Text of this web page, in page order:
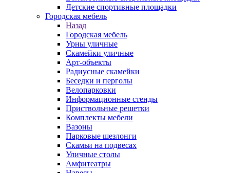
Детские спортивные площадки
Городская мебель
Назад
Городская мебель
Урны уличные
Скамейки уличные
Арт-объекты
Радиусные скамейки
Беседки и перголы
Велопарковки
Информационные стенды
Приствольные решетки
Комплекты мебели
Вазоны
Парковые шезлонги
Скамьи на подвесах
Уличные столы
Амфитеатры